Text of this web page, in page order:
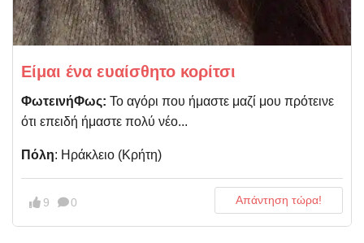
Είμαι ένα ευαίσθητο κορίτσι
ΦωτεινήΦως: Το αγόρι που ήμαστε μαζί μου πρότεινε
ότι επειδή ήμαστε πολύ νέο...
Πόλη: Ηράκλειο (Κρήτη)
9 0 Απάντηση τώρα!